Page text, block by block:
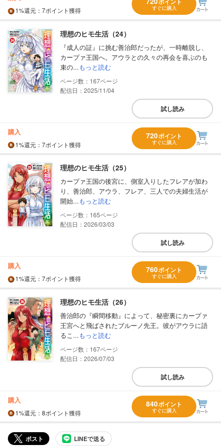
1%還元 ：7ポイント獲得 すぐに購入
理想のヒモ生活（24）
『成人の証』に挑む善治郎だったが、一時離脱し、
カープァ王国へ。アウラとの久々の再会を喜ぶのも
束の...もっと読む
167
配信日：2025/11/04
試し読み
購入
1%還元 ：7ポイント獲得
720ポイント
すぐに購入
理想のヒモ生活（25）
カープァ王国の後宮に、側室入りしたフレアが加わ
り、善治郎、アウラ、フレア、三人での夫婦生活が
開始...もっと読む
165
配信日：2026/03/03
試し読み
購入
1%還元 ：7ポイント獲得
760ポイント
すぐに購入
理想のヒモ生活（26）
善治郎の『瞬間移動』によって、秘密裏にカープァ
王宮へと飛ばされたブルーノ先王。彼がアウラに語
るこ...もっと読む
167
配信日：2026/07/03
試し読み
購入
1%還元 ：8ポイント獲得
840ポイント
すぐに購入
ポスト LINEで送る